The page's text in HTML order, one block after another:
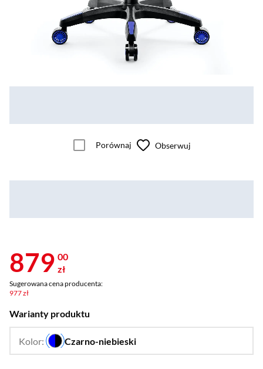
Porównaj Obserwuj
879 00
zł
Sugerowana cena producenta:
977 zł
Warianty produktu
Kolor: Czarno-niebieski
…